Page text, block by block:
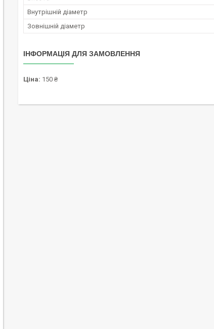
Внутрішній діаметр
Зовнішній діаметр
ІНФОРМАЦІЯ ДЛЯ ЗАМОВЛЕННЯ
Ціна: 150 ₴